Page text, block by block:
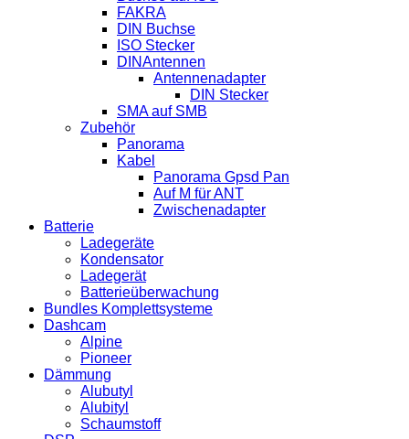
FAKRA
DIN Buchse
ISO Stecker
DINAntennen
Antennenadapter
DIN Stecker
SMA auf SMB
Zubehör
Panorama
Kabel
Panorama Gpsd Pan
Auf M für ANT
Zwischenadapter
Batterie
Ladegeräte
Kondensator
Ladegerät
Batterieüberwachung
Bundles Komplettsysteme
Dashcam
Alpine
Pioneer
Dämmung
Alubutyl
Alubityl
Schaumstoff